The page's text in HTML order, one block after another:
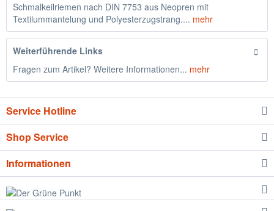
Schmalkeilriemen nach DIN 7753 aus Neopren mit
Textilummantelung und Polyesterzugstrang.... mehr
Weiterführende Links
Fragen zum Artikel? Weitere Informationen... mehr
Service Hotline
Shop Service
Informationen